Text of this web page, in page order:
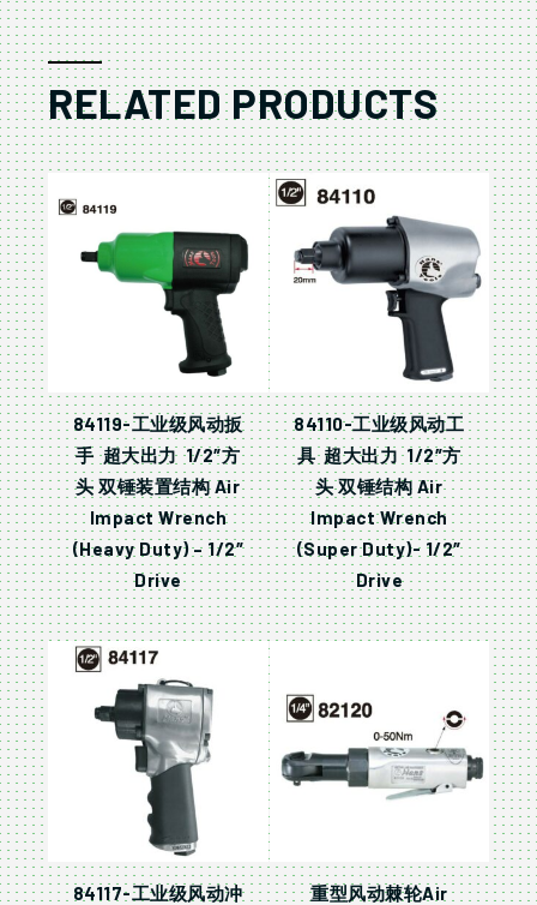
RELATED PRODUCTS
84119-工业级风动扳
手 超大出力 1/2″方
头 双锤装置结构 Air
Impact Wrench
(Heavy Duty) – 1/2″
Drive
84110-工业级风动工
具 超大出力 1/2″方
头 双锤结构 Air
Impact Wrench
(Super Duty)- 1/2″
Drive
84117-工业级风动冲
重型风动棘轮Air